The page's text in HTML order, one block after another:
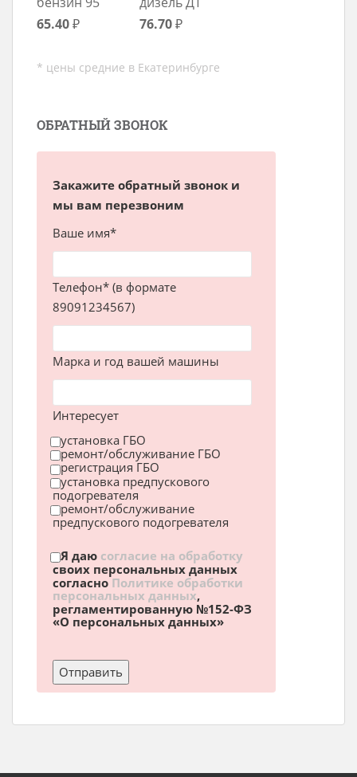
65.40₽
76.70₽
* цены средние в Екатеринбурге
ОБРАТНЫЙ ЗВОНОК
Закажите обратный звонок и
мы вам перезвоним
Ваше имя*
Телефон* (в формате
89091234567)
Марка и год вашей машины
Интересует
установка ГБО
ремонт/обслуживание ГБО
регистрация ГБО
установка предпускового
подогревателя
ремонт/обслуживание
предпускового подогревателя
Я даю согласие на обработку
своих персональных данных
согласно Политике обработки
персональных данных,
регламентированную №152-ФЗ
«О персональных данных»